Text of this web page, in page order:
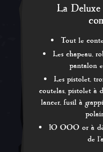
La
Tout le
Les chapeau,
pantalon
Les pistolet,
coutelas, pistolet à
lancer, fusil à
10 000 or à
de